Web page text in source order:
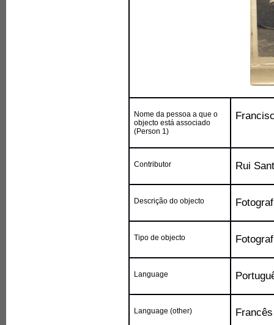
Nome da pessoa a que o
objecto está associado
(Person 1)
Contributor Rui
Descrição do objecto
Tipo de objecto
Language
Language (other) Francês